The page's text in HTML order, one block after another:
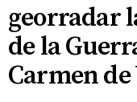
georradar
de la
Carmen